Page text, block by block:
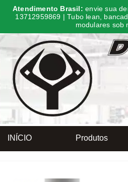
Atendimento Brasil: envie sua
13712959869 | Tubo lean,
modulares sob
INÍCIO Produtos